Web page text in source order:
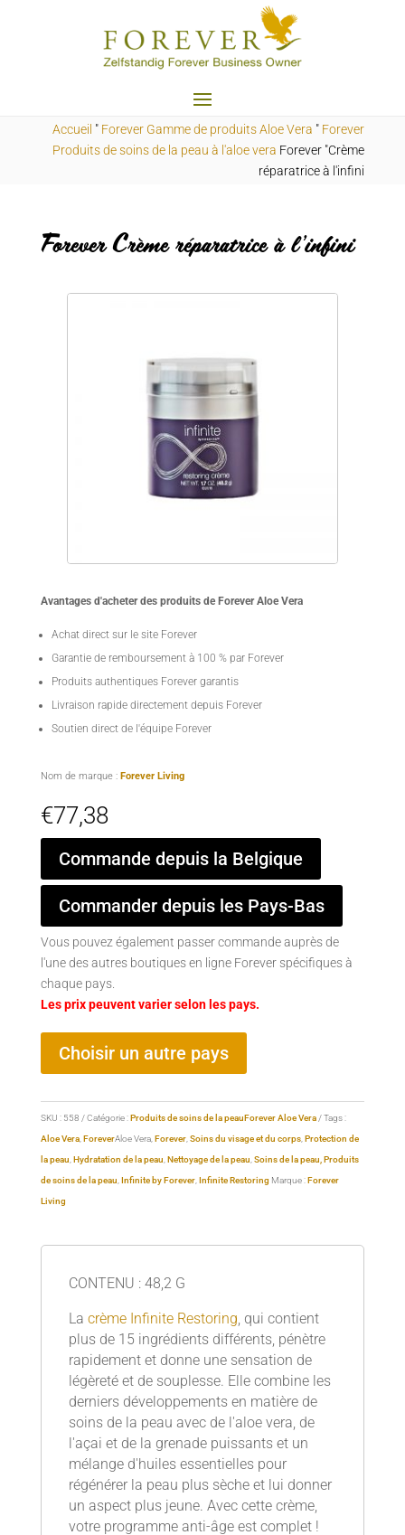
Accueil " Forever Gamme de produits Aloe Vera " Forever
Produits de soins de la peau à l'aloe vera Forever "Crème
réparatrice à l'infini
Forever Crème réparatrice à l'infini
Avantages d'acheter des produits de Forever Aloe Vera
Achat direct sur le site Forever
Garantie de remboursement à 100 % par Forever
Produits authentiques Forever garantis
Livraison rapide directement depuis Forever
Soutien direct de l'équipe Forever
Nom de marque : Forever Living
€77,38
Commande depuis la Belgique
Commander depuis les Pays-Bas
Vous pouvez également passer commande auprès de
l'une des autres boutiques en ligne Forever spécifiques à
chaque pays.
Les prix peuvent varier selon les pays.
Choisir un autre pays
SKU : 558 Catégorie :Produits de soins de la peauForever Aloe Vera Tags :
Aloe Vera, ForeverAloe Vera, Forever, Soins du visage et du corps, Protection de
la peau Hydratation de la peau Nettoyage de la peau Soins de la peau, Produits
de soins de la peau Infinite by Forever, Infinite Restoring Marque :Forever
Living
CONTENU : 48,2 G
La crème Infinite Restoring, qui contient
plus de 15 ingrédients différents, pénètre
rapidement et donne une sensation de
légèreté et de souplesse. Elle combine les
derniers développements en matière de
soins de la peau avec de l'aloe vera, de
l'açai et de la grenade puissants et un
mélange d'huiles essentielles pour
régénérer la peau plus sèche et lui donner
un aspect plus jeune. Avec cette crème,
votre programme anti-âge est complet !